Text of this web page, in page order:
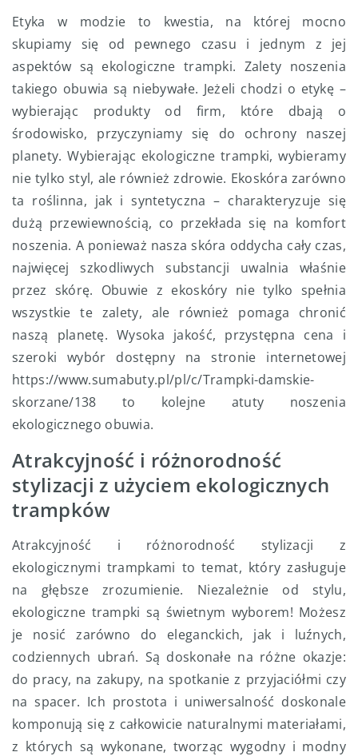
Etyka w modzie to kwestia, na której mocno
skupiamy się od pewnego czasu i jednym z jej
aspektów są ekologiczne trampki. Zalety noszenia
takiego obuwia są niebywałe. Jeżeli chodzi o etykę –
wybierając produkty od firm, które dbają o
środowisko, przyczyniamy się do ochrony naszej
planety. Wybierając ekologiczne trampki, wybieramy
nie tylko styl, ale również zdrowie. Ekoskóra zarówno
ta roślinna, jak i syntetyczna – charakteryzuje się
dużą przewiewnością, co przekłada się na komfort
noszenia. A ponieważ nasza skóra oddycha cały czas,
najwięcej szkodliwych substancji uwalnia właśnie
przez skórę. Obuwie z ekoskóry nie tylko spełnia
wszystkie te zalety, ale również pomaga chronić
naszą planetę. Wysoka jakość, przystępna cena i
szeroki wybór dostępny na stronie internetowej
https://www.sumabuty.pl/pl/c/Trampki-damskie-
skorzane/138 to kolejne atuty noszenia
ekologicznego obuwia.
Atrakcyjność i różnorodność
stylizacji z użyciem ekologicznych
trampków
Atrakcyjność i różnorodność stylizacji z
ekologicznymi trampkami to temat, który zasługuje
na głębsze zrozumienie. Niezależnie od stylu,
ekologiczne trampki są świetnym wyborem! Możesz
je nosić zarówno do eleganckich, jak i luźnych,
codziennych ubrań. Są doskonałe na różne okazje:
do pracy, na zakupy, na spotkanie z przyjaciółmi czy
na spacer. Ich prostota i uniwersalność doskonale
komponują się z całkowicie naturalnymi materiałami,
z których są wykonane, tworząc wygodny i modny